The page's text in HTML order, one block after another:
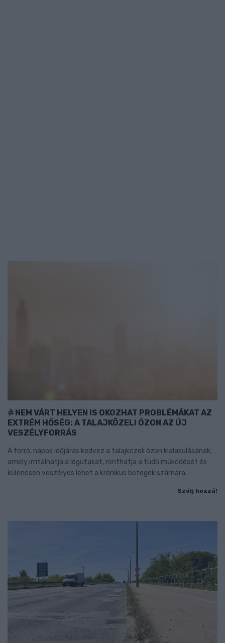
NEM VÁRT HELYEN IS OKOZHAT PROBLÉMÁKAT AZ
EXTRÉM HŐSÉG: A TALAJKÖZELI ÓZON AZ ÚJ
VESZÉLYFORRÁS
A forró, napos időjárás kedvez a talajközeli ózon kialakulásának,
amely irritálhatja a légutakat, ronthatja a tüdő működését és
különösen veszélyes lehet a krónikus betegek számára.
Szólj hozzá!